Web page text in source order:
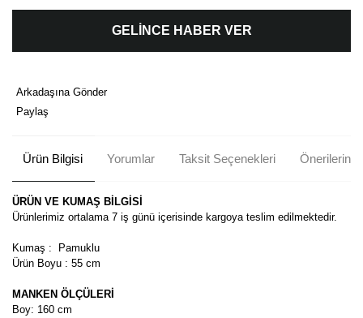
GELİNCE HABER VER
Arkadaşına Gönder
Paylaş
Ürün Bilgisi Yorumlar Taksit Seçenekleri Önerileriniz
ÜRÜN VE KUMAŞ BİLGİSİ
Ürünlerimiz ortalama 7 iş günü içerisinde kargoya teslim edilmektedir.
Kumaş : Pamuklu
Ürün Boyu : 55 cm
MANKEN ÖLÇÜLERİ
Boy: 160 cm